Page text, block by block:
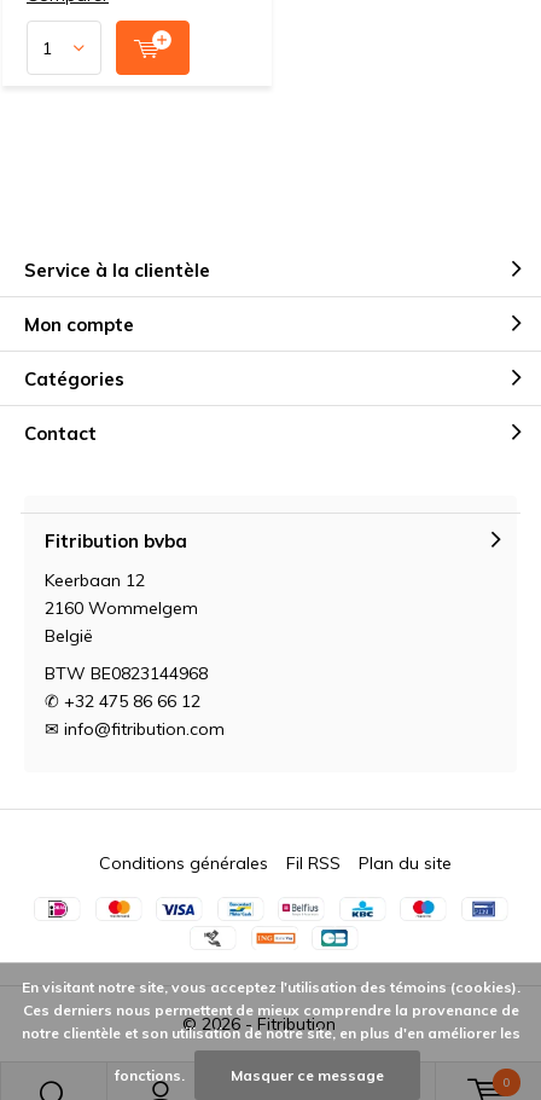
0
Service à la clientèle
Mon compte
Catégories
Contact
Fitribution bvba
Keerbaan 12
2160 Wommelgem
België
BTW BE0823144968
✆ +32 475 86 66 12
✉ info@fitribution.com
© 2026 - Fitribution
Conditions générales Fil RSS Plan du site
En visitant notre site, vous acceptez l'utilisation des témoins (cookies).
Ces derniers nous permettent de mieux comprendre la provenance de
notre clientèle et son utilisation de notre site, en plus d'en améliorer les
fonctions. Masquer ce message